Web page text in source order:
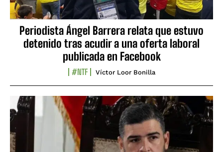
Periodista Ángel Barrera relata que estuvo
detenido tras acudir a una oferta laboral
publicada en Facebook
#NTF Víctor Loor Bonilla